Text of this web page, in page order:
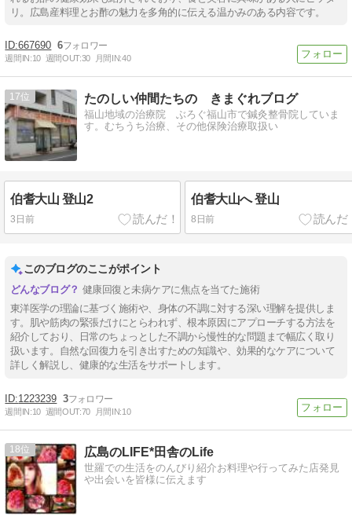
リ。広島産料理とお酢の魅力を多角的に伝える温かみのある内容です。
667690 6
週間IN:10 週間OUT:30 月間IN:40
17 たのしい仲間たちの きまぐれブログ
福山地域の治療院 ぶろぐ福山市で鍼灸整骨院していま
す。むちうち治療、その他保険治療取扱い
伯耆大山 登山2
3日前
伯耆大山へ 登山
8日前
このブログのここがポイント
健康回復と未病ケアに焦点を当てた施術
東洋医学の理論に基づく施術や、身体の不調に対する深い理解を提供しま
す。肌や筋肉の緊張だけにとらわれず、根本原因にアプローチする方法を
紹介しており、日常のちょっとした不調から慢性的な問題まで幅広く取り
扱います。自然な回復力を引き出すための知識や、効果的なケアについて
詳しく解説し、健康的な生活をサポートします。
1223239 3
週間IN:10 週間OUT:70 月間IN:10
18 広島のLIFE*田舎のLife
世羅での生活をのんびり紹介お料理や行ってみた店発見
や出会いを皆様に伝えます